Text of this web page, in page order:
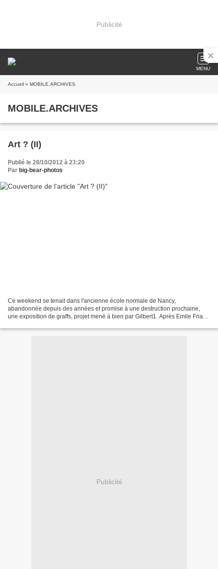
Publicité
MENU
Accueil » MOBILE.ARCHIVES
MOBILE.ARCHIVES
Art ? (II)
Publié le 28/10/2012 à 23:20
Par big-bear-photos
Ce weekend se tenait dans l'ancienne école normale de Nancy,
abandonnée depuis des années et promise à une destruction prochaine,
une exposition de graffs, projet mené à bien par Gilbert1. Après Emile Friant
Publicité